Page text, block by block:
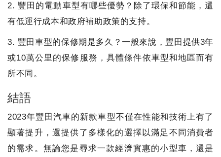
2. 豐田的電動車型有哪些優勢？除了環保和節能，還
有低運行成本和政府補助政策的支持。
3. 豐田車型的保修期是多久？一般來說，豐田提供3年
或10萬公里的保修服務，具體條件依車型和地區而有
所不同。
結語
2023年豐田汽車的新款車型不僅在性能和技術上有了
顯著提升，還提供了多樣化的選擇以滿足不同消費者
的需求。無論您是尋求一款經濟實惠的小型車，還是